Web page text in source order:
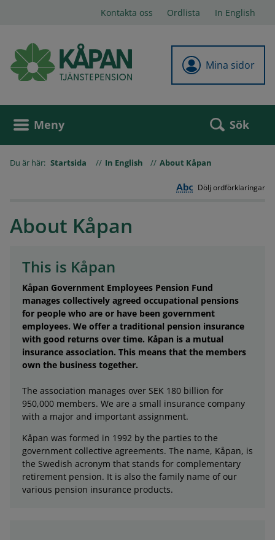
Kontakta oss Ordlista In English
Mina sidor
Meny Sök
Du är här: Startsida In English About Kåpan
Dölj ordförklaringar
About Kåpan
This is Kåpan
Kåpan Government Employees Pension Fund
manages collectively agreed occupational pensions
for people who are or have been government
employees. We offer a traditional pension insurance
with good returns over time. Kåpan is a mutual
insurance association. This means that the members
own the business together.
The association manages over SEK 180 billion for
950,000 members. We are a small insurance company
with a major and important assignment.
Kåpan was formed in 1992 by the parties to the
government collective agreements. The name, Kåpan, is
the Swedish acronym that stands for complementary
retirement pension. It is also the family name of our
various pension insurance products.